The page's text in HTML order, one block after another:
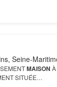
Seine-
MAISON
SITUÉE…